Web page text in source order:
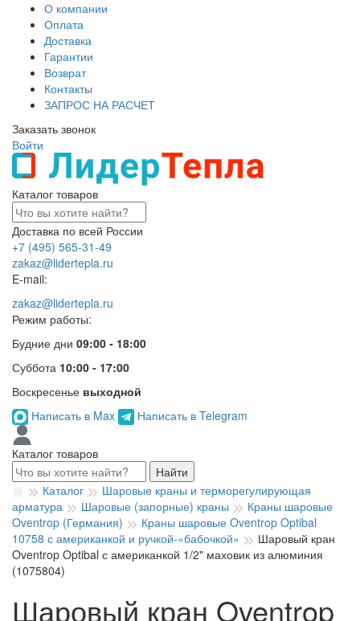
О компании
Оплата
Доставка
Гарантии
Возврат
Контакты
ЗАПРОС НА РАСЧЕТ
Заказать звонок
Войти
Каталог товаров
Доставка по всей России
+7 (495) 565-31-49
zakaz@lidertepla.ru
E-mail:
zakaz@lidertepla.ru
Режим работы:
Будние дни 09:00 - 18:00
Суббота 10:00 - 17:00
Воскресенье выходной
Написать в Max
Написать в Telegram
Каталог товаров
Найти
Каталог
Шаровые краны и терморегулирующая
арматура
Шаровые (запорные) краны
Краны шаровые
Oventrop (Германия)
Краны шаровые Oventrop Optibal
10758 с американкой и ручкой-«бабочкой»
Шаровый кран
Oventrop Optibal с американкой 1/2" маховик из алюминия
(1075804)
Шаровый кран Oventrop